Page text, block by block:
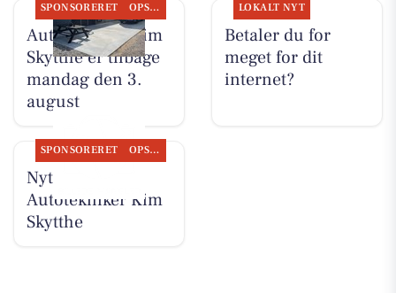
SPONSORERET OPSLAGSTAVLEN
Autotekniker Kim
Skytthe er tilbage
mandag den 3.
august
LOKALT NYT
Betaler du for
meget for dit
internet?
SPONSORERET OPSLAGSTAVLEN
Nyt fra
Autotekniker Kim
Skytthe